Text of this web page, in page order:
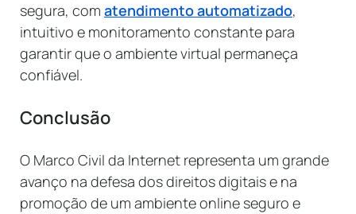
segura, com atendimento automatizado,
intuitivo e monitoramento constante para
garantir que o ambiente virtual permaneça
confiável.
Conclusão
O Marco Civil da Internet representa um grande
avanço na defesa dos direitos digitais e na
promoção de um ambiente online seguro e